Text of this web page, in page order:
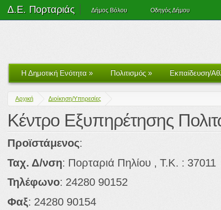
Δ.Ε. Πορταριάς Δήμος Βόλου Οδηγός Δήμου
Η Δημοτική Ενότητα » Πολιτισμός » Εκπαίδευση/
Αρχική Διοίκηση/Υπηρεσίες
Κέντρο Εξυπηρέτησης
Προϊστάμενος:
Ταχ. Δ/νση: Πορταριά Πηλίου , Τ.Κ. : 37011
Τηλέφωνο: 24280 90152
Φαξ: 24280 90154